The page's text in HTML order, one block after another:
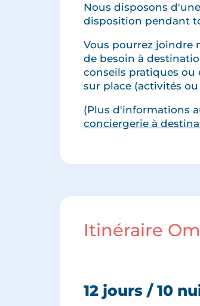
Nous disposons
disposition pendant
Vous pourrez joindre
de besoin à
conseils pratiques
sur place (activités
(Plus d'informations
conciergerie à
Itinéraire
12 jours / 10